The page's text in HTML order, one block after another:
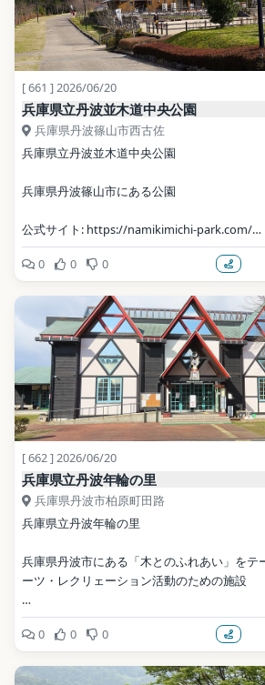
[ 661 ] 2026/06/20
兵庫県立丹波並木道中央公園
兵庫県丹波篠山市西古佐
兵庫県立丹波並木道中央公園
兵庫県丹波篠山市にある公園
公式サイト: https://namikimichi-park.com/
写真: Akas1950 / CC BY-SA 4.0（Wikimedia
地点データ: Wikidata (CC0)
0 0 0
[ 662 ] 2026/06/20
兵庫県立丹波年輪の里
兵庫県丹波市柏原町田路
兵庫県立丹波年輪の里
兵庫県丹波市にある「木とのふれあい」をテ
ーツ・レクリェーション活動のための施設
公式サイト: http://nenrin.org/
写真: 運動会プロテインパワー / CC BY-SA
Commons）
0 0 0